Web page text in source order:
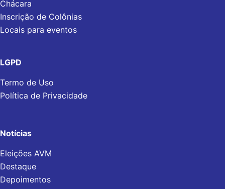
Chácara
Inscrição de Colônias
Locais para eventos
LGPD
Termo de Uso
Política de Privacidade
Notícias
Eleições AVM
Destaque
Depoimentos